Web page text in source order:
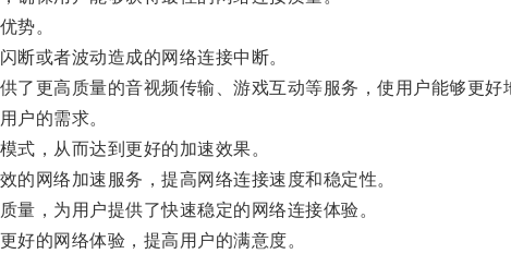
势。
或者波动造成的网络连接中断。
更高质量的音视频传输、游戏互动等服务，使用户能够更好
户的需求。
，从而达到更好的加速效果。
网络加速服务，提高网络连接速度和稳定性。
，为用户提供了快速稳定的网络连接体验。
的网络体验，提高用户的满意度。